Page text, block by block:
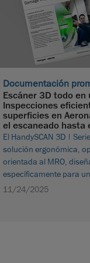
Documentación
Escáner 3D todo en
Inspecciones
superficies en
el escaneado hasta
El HandySCAN 3D |
solución ergonómica,
orientada al MRO,
específicamente para
precisa y eficiente de
11/24/2025